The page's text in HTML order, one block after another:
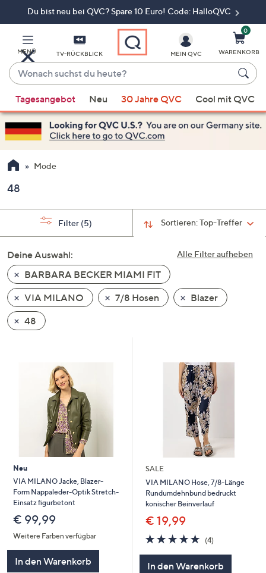
Du bist neu bei QVC? Spare 10 Euro! Code: HalloQVC
MENÜ TV-RÜCKBLICK
Wonach
suchst
du
heute?
Vorschläge
verfügbar
sind,
verwenden
Sie
Pfeiltasten
nach
und
nach
unten
oder
wischen
Sie
auf
anzuzeigen.
MEIN QVC
0
WARENKORB
Tagesangebot Neu 30 Jahre QVC Cool mit QVC
Mode
48
Sortieren:Top-Treffer
Filter (5)
Alle Filter aufheben
Deine Auswahl:
BARBARA BECKER MIAMI FIT
VIA MILANO
7/8 Hosen
Blazer
48
Neu
VIA MILANO Jacke, Blazer-
Form Nappaleder-Optik Stretch-
Einsatz figurbetont
€ 99,99
Weitere Farben verfügbar
In den Warenkorb
SALE
VIA MILANO Hose, 7/8-Länge
Rundumdehnbund bedruckt
konischer Beinverlauf
€ 19,99
5.0
von
(4)4
In den Warenkorb